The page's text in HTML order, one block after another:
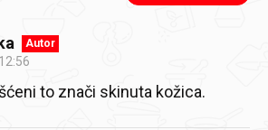
Autor
12:56
to znači skinuta kožica.